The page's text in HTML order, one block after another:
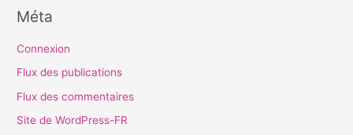
Méta
Connexion
Flux des publications
Flux des commentaires
Site de WordPress-FR